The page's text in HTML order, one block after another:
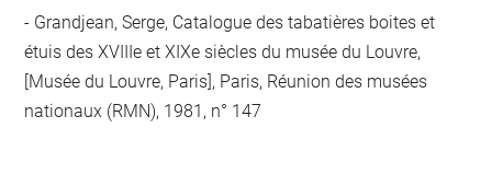
Grandjean, Serge, Catalogue des tabatières boites et
étuis des XVIIIe et XIXe siècles du musée du Louvre,
[Musée du Louvre, Paris], Paris, Réunion des musées
nationaux (RMN), 1981, n° 147